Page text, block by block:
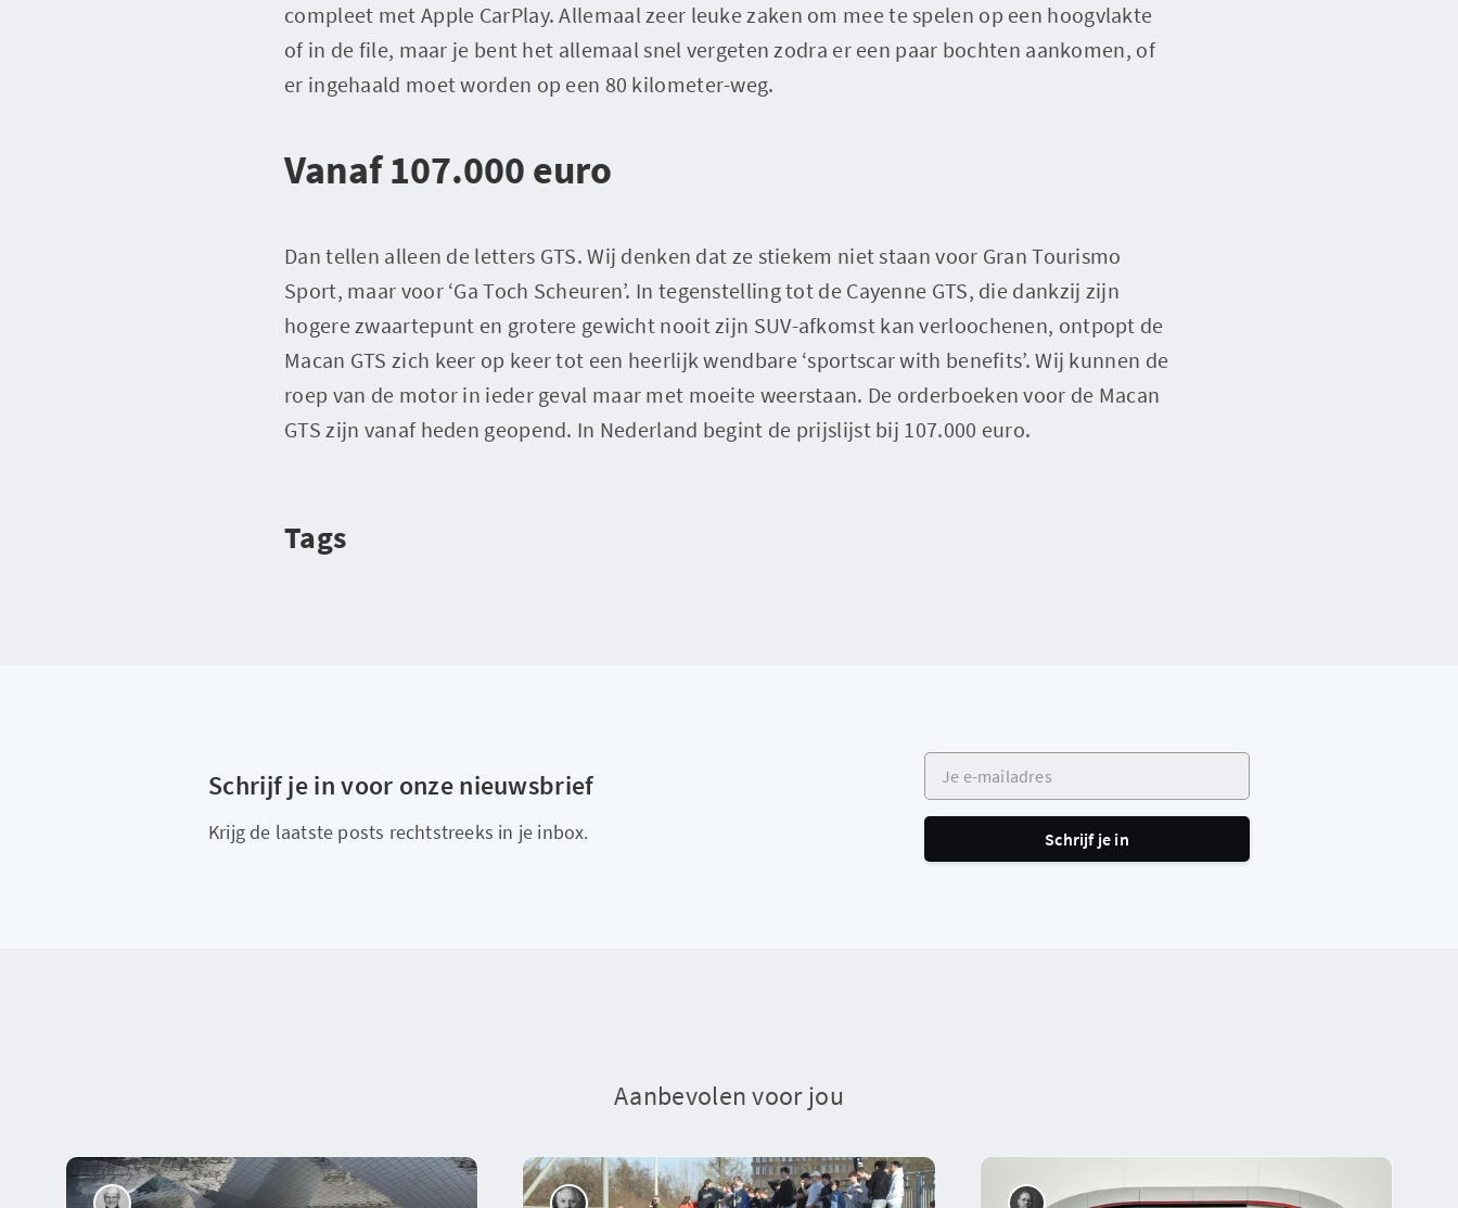
compleet met Apple CarPlay. Allemaal zeer leuke zaken om mee te spelen op een hoogvlakte
of in de file, maar je bent het allemaal snel vergeten zodra er een paar bochten aankomen, of
er ingehaald moet worden op een 80 kilometer-weg.
Vanaf 107.000 euro
Dan tellen alleen de letters GTS. Wij denken dat ze stiekem niet staan voor Gran Tourismo
Sport, maar voor ‘Ga Toch Scheuren’. In tegenstelling tot de Cayenne GTS, die dankzij zijn
hogere zwaartepunt en grotere gewicht nooit zijn SUV-afkomst kan verloochenen, ontpopt de
Macan GTS zich keer op keer tot een heerlijk wendbare ‘sportscar with benefits’. Wij kunnen de
roep van de motor in ieder geval maar met moeite weerstaan. De orderboeken voor de Macan
GTS zijn vanaf heden geopend. In Nederland begint de prijslijst bij 107.000 euro.
Tags
Schrijf je in voor onze nieuwsbrief
Krijg de laatste posts rechtstreeks in je inbox.
Je e-mailadres
Schrijf je in
Aanbevolen voor jou